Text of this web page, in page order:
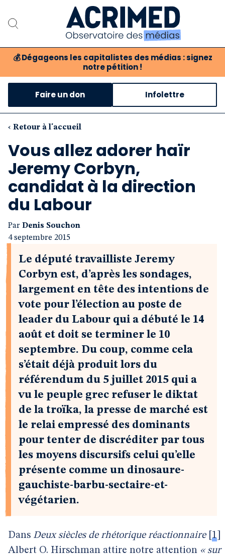
💰 Dégageons les capitalistes des médias : signez
notre pétition !
Notre association
Notre critique des médias
Notre revue
Boutique
Faire un don Infolettre
‹ Retour à l'accueil
Vous allez adorer haïr
Jeremy Corbyn,
candidat à la direction
du Labour
Par Denis Souchon
4 septembre 2015
Le député travailliste Jeremy
Corbyn est, d’après les sondages,
largement en tête des intentions de
vote pour l’élection au poste de
leader du Labour qui a débuté le 14
août et doit se terminer le 10
septembre. Du coup, comme cela
s’était déjà produit lors du
référendum du 5 juillet 2015 qui a
vu le peuple grec refuser le diktat
de la troïka, la presse de marché est
le relai empressé des dominants
pour tenter de discréditer par tous
les moyens discursifs celui qu’elle
présente comme un dinosaure-
gauchiste-barbu-sectaire-et-
végétarien.
Dans Deux siècles de rhétorique réactionnaire[ 1
Albert O. Hirschman attire notre attention « sur